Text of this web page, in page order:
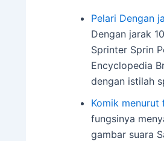
Pelari Dengan
Dengan jarak
Sprinter Sprin
Encyclopedia
dengan istilah
Komik menurut
fungsinya
gambar suara